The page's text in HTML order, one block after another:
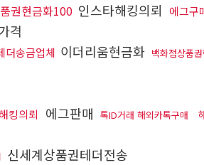
권현금화100 인스타해킹의뢰 에그구
격
더송금업체 이더리움현금화 백화점상품
킹의뢰 에그판매 톡ID거래 해외카톡구매
신세계상품권테더전송